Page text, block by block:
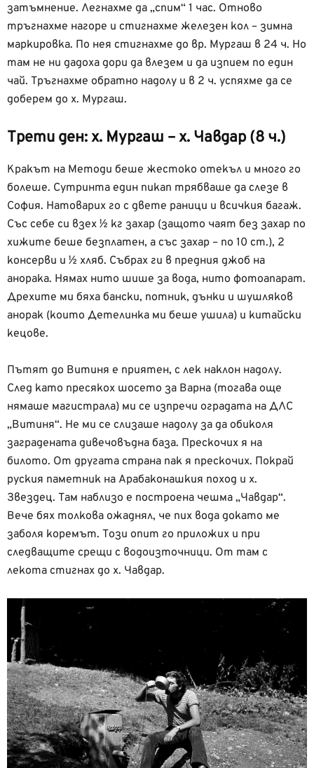
затъмнение. Легнахме да „спим“ 1 час. Отново
тръгнахме нагоре и стигнахме железен кол – зимна
маркировка. По нея стигнахме до вр. Мургаш в 24 ч. Но
там не ни дадоха дори да влезем и да изпием по един
чай. Тръгнахме обратно надолу и в 2 ч. успяхме да се
доберем до х. Мургаш.
Трети ден: х. Мургаш – х. Чавдар (8 ч.)
Кракът на Методи беше жестоко отекъл и много го
болеше. Сутринта един пикап трябваше да слезе в
София. Натоварих го с двете раници и всичкия багаж.
Със себе си взех ½ кг захар (защото чаят без захар по
хижите беше безплатен, а със захар – по 10 ст.), 2
консерви и ½ хляб. Събрах ги в предния джоб на
анорака. Нямах нито шише за вода, нито фотоапарат.
Дрехите ми бяха бански, потник, дънки и шушляков
анорак (които Детелинка ми беше ушила) и китайски
кецове.
Пътят до Витиня е приятен, с лек наклон надолу.
След като пресякох шосето за Варна (тогава още
нямаше магистрала) ми се изпречи оградата на ДЛС
„Витиня“. Не ми се слизаше надолу за да обиколя
заградената дивечовъдна база. Прескочих я на
билото. От другата страна пак я прескочих. Покрай
руския паметник на Арабаконашкия поход и х.
Звездец. Там наблизо е построена чешма „Чавдар“.
Вече бях толкова ожаднял, че пих вода докато ме
заболя коремът. Този опит го приложих и при
следващите срещи с водоизточници. От там с
лекота стигнах до х. Чавдар.